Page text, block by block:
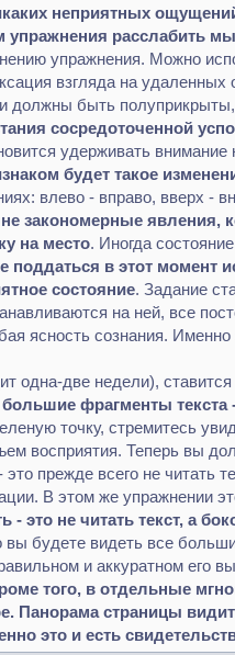
неприятных
упражнения расслабить
упражнения. Можно
взгляда на
должны быть полуприкрыты,
сосредоточенной
удерживать
будет такое
влево - вправо, вверх -
закономерные явления,
на место. Иногда
поддаться в этот момент
состояние. Задание
на ней, все
ясность сознания.
одна-две недели),
фрагменты текста
точку, стремитесь
восприятия. Теперь вы
прежде всего не читать
В этом же упражнении
- это не читать текст, а
вы будете видеть все
и аккуратном его
того, в отдельные
Панорама страницы
это и есть